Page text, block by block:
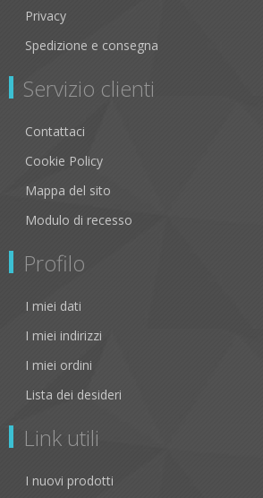
Privacy
Spedizione e consegna
Servizio clienti
Contattaci
Cookie Policy
Mappa del sito
Modulo di recesso
Profilo
I miei dati
I miei indirizzi
I miei ordini
Lista dei desideri
Link utili
I nuovi prodotti